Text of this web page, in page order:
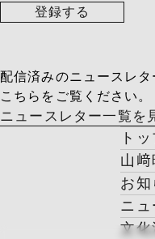
登録する
配信済みのニュースレ
こちらをご覧ください。
ニュースレター一覧を
ト
山﨑
お知
ニュ
文化